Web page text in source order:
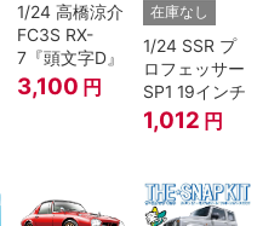
1/24 高橋涼介
FC3S RX-
7『頭文字D』
3,100 円
在庫なし
1/24 SSR プ
ロフェッサー
SP1 19インチ
1,012 円